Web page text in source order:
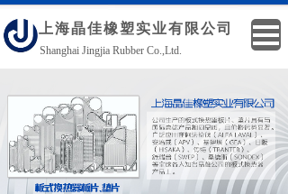
上海晶佳橡塑实业有限公司
Shanghai Jingjia Rubber Co.,Ltd.